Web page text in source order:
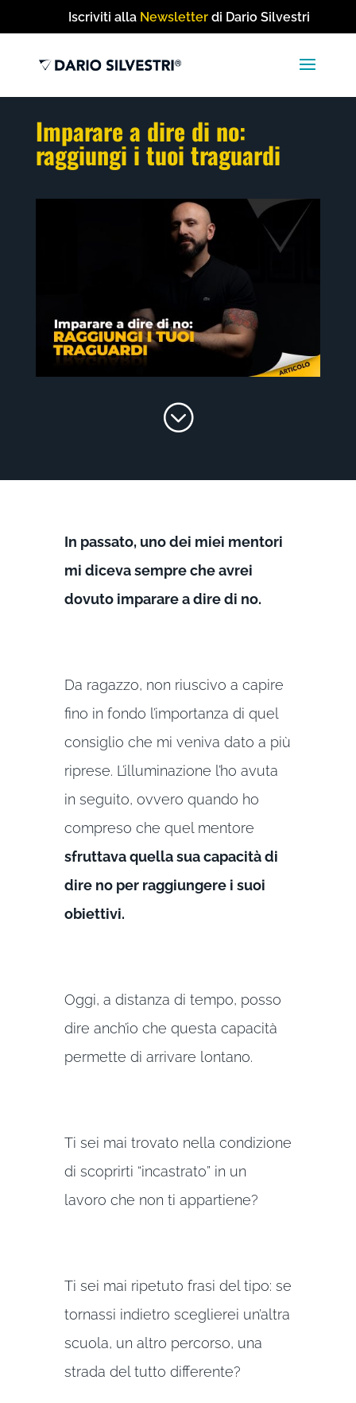
Iscriviti alla Newsletter di Dario Silvestri
Imparare a dire di no:
raggiungi i tuoi traguardi
;
In passato, uno dei miei mentori
mi diceva sempre che avrei
dovuto imparare a dire di no.
Da ragazzo, non riuscivo a capire
fino in fondo l’importanza di quel
consiglio che mi veniva dato a più
riprese. L’illuminazione l’ho avuta
in seguito, ovvero quando ho
compreso che quel mentore
sfruttava quella sua capacità di
dire no per raggiungere i suoi
obiettivi.
Oggi, a distanza di tempo, posso
dire anch’io che questa capacità
permette di arrivare lontano.
Ti sei mai trovato nella condizione
di scoprirti “incastrato” in un
lavoro che non ti appartiene?
Ti sei mai ripetuto frasi del tipo: se
tornassi indietro sceglierei un’altra
scuola, un altro percorso, una
strada del tutto differente?